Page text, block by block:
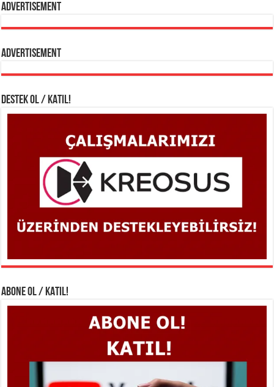
Advertisement
Advertisement
DESTEK OL / KATIL!
ABONE OL / KATIL!